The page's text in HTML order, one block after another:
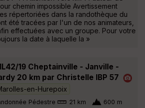
chemin impossible Avertissement
répertoriées dans la randothèque du
été tracées par l'un de nos animateurs,
effectuées avec un groupe. Pour votre
la date à laquelle la »
19 Cheptainville - Janville -
20 km par Christelle IBP 57
en-Hurepoix
Pédestre 21 km 600 m